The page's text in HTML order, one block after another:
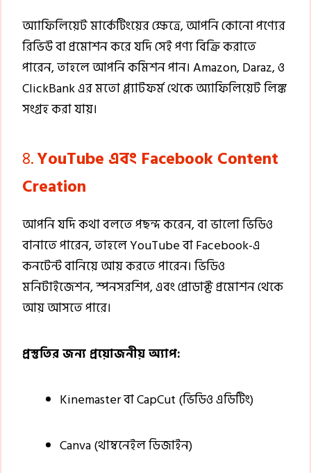
অ্যাফিলিয়েট মার্কেটিংয়ের ক্ষেত্রে, আপনি কোনো পণ্যের
রিভিউ বা প্রমোশন করে যদি সেই পণ্য বিক্রি করাতে
পারেন, তাহলে আপনি কমিশন পান। Amazon, Daraz, ও
ClickBank এর মতো প্ল্যাটফর্ম থেকে অ্যাফিলিয়েট লিঙ্ক
সংগ্রহ করা যায়।
৪.YouTube এবং Facebook Content
Creation
আপনি যদি কথা বলতে পছন্দ করেন, বা ভালো ভিডিও
বানাতে পারেন, তাহলে YouTube বা Facebook-এ
কনটেন্ট বানিয়ে আয় করতে পারেন। ভিডিও
মনিটাইজেশন, স্পনসরশিপ, এবং প্রোডাক্ট প্রমোশন থেকে
আয় আসতে পারে।
প্রস্তুতির জন্য প্রয়োজনীয় অ্যাপ:
Kinemaster বা CapCut (ভিডিও এডিটিং)
Canva (থাম্বনেইল ডিজাইন)